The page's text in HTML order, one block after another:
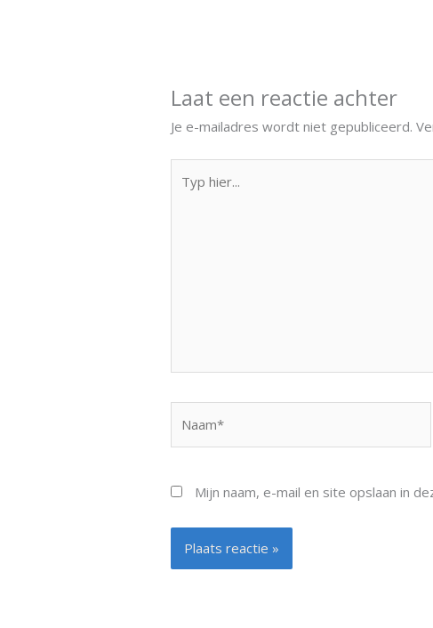
Laat een reactie achter
Je e-mailadres wordt niet gepubliceerd.
hier...
Mijn naam, e-mail en site opslaan in